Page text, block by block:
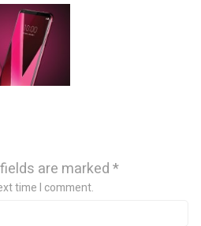
are marked*
time I comment.